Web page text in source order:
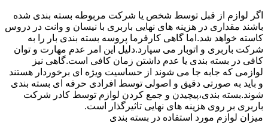
اگر لوازم از قبل توسط شخص یا شرکت مربوطه بسته بندی شده
باشند مقداری در هزینه های نهایی باربری با نیسان و وانت در دروس
کاسته خواهد شد.اما گاهی کارفرما پروسه بسته بندی بار را به
شرکت باربری و اتوبار می سپارد.دلیل این امر عدم مهارت و توان
کافی در بسته بندی یا عدم داشتن زمان کافی است.گاهی نیز
لوازمی که جابه جا می شوند از حساسیت ویژه ای برخوردار هستند
و باید به صورتی دقیق و اصولی توسط افرادی حرفه ای بسته بندی
شوند.بسته بندی،پیچیدن و جمع کردن لوازم توسط کادر شرکت
باربری بر روی هزینه های نهایی تاثیرگذار است.
میزان لوازم مورد استفاده در بسته بندی